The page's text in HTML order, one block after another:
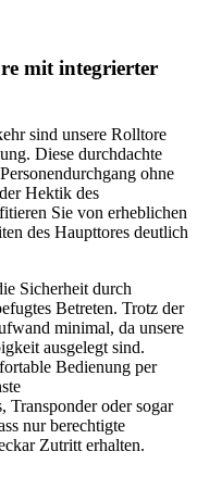
mit integrierter
sind unsere Rolltore
Diese durchdachte
ohne
Hektik des
Sie von erheblichen
des Haupttores deutlich
Sicherheit durch
Betreten. Trotz der
minimal, da unsere
ausgelegt sind.
Bedienung per
Transponder oder sogar
nur berechtigte
Zutritt erhalten.